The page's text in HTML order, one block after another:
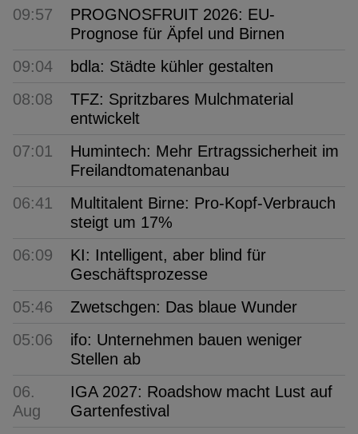
09:57
PROGNOSFRUIT 2026: EU-
Prognose für Äpfel und Birnen
09:04
bdla: Städte kühler gestalten
08:08
TFZ: Spritzbares Mulchmaterial
entwickelt
07:01
Humintech: Mehr Ertragssicherheit im
Freilandtomatenanbau
06:41
Multitalent Birne: Pro-Kopf-Verbrauch
steigt um 17%
06:09
KI: Intelligent, aber blind für
Geschäftsprozesse
05:46
Zwetschgen: Das blaue Wunder
05:06
ifo: Unternehmen bauen weniger
Stellen ab
06.
Aug
IGA 2027: Roadshow macht Lust auf
Gartenfestival